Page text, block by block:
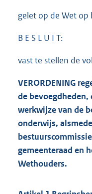
gelet op de Wet op
B E S L U I T:
vast te stellen de
VERORDENING
de bevoegdheden,
werkwijze van de
onderwijs,
gemeenteraad en
Wethouders.